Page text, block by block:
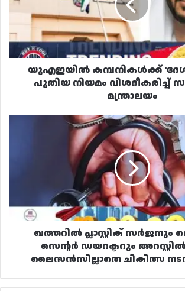
പുതിയ
നിയമം
വിശദീകരിച്ച്
സാമ്പത്തിക
മന്ത്രാലയം
യുഎഇയിൽ കമ്പനികൾക്ക്
പുതിയ നിയമം വിശദീകരിച്ച്
മന്ത്രാലയം
അറസ്റ്റിൽ;
നടപടി
ലൈസൻസില്ലാതെ
ചികിത്സ
നടത്തിയതിന്
ഖത്തറിൽ പ്ലാസ്റ്റിക് സർജനും
സെന്റർ ഡയറക്ടറും
ലൈസൻസില്ലാതെ ചികിത്സ